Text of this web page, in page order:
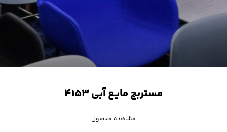
مستربچ مایع آبی ۴۱۵۳
مشاهده محصول